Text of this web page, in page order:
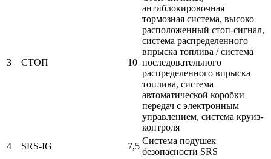
3 СТОП 10
антиблокировочная
тормозная система, высоко
расположенный стоп-сигнал,
система распределенного
впрыска топлива / система
последовательного
распределенного впрыска
топлива, система
автоматической коробки
передач с электронным
управлением, система круиз-
контроля
4
SRS-IG 7,5
Система подушек
безопасности SRS